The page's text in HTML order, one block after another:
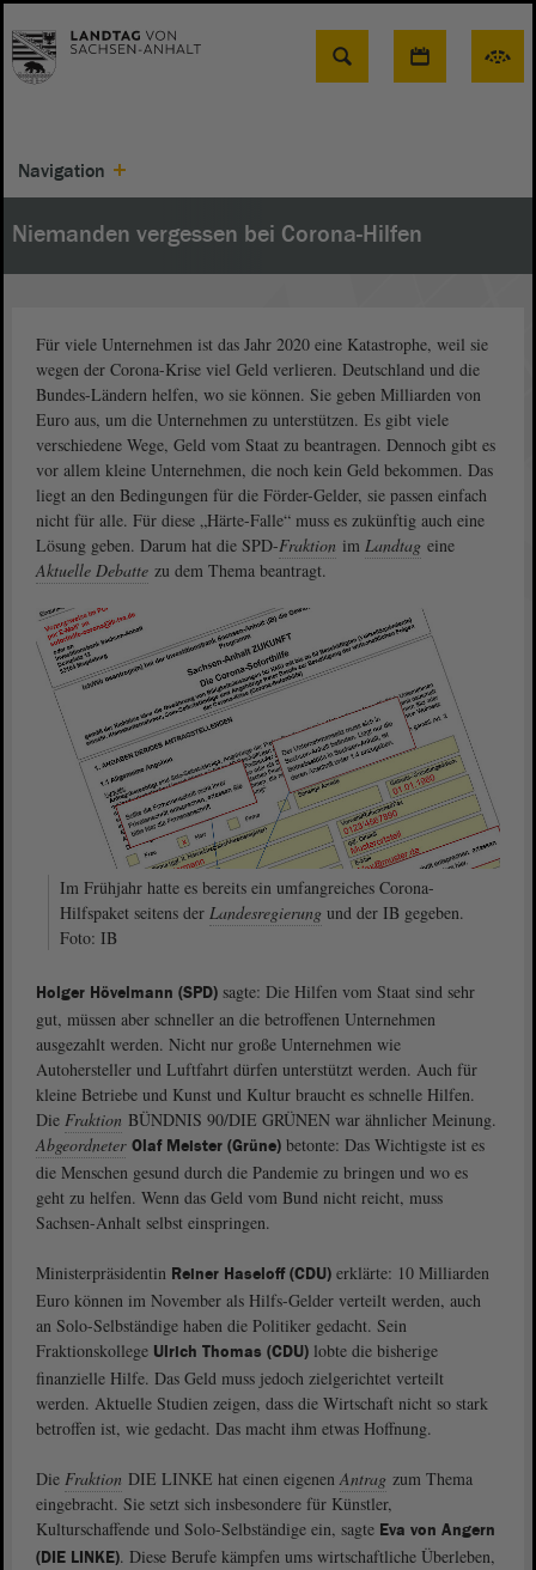
Suche
Navigation
Niemanden vergessen bei Corona-Hilfen
Für viele Unternehmen ist das Jahr 2020 eine Katastrophe, weil sie
wegen der Corona-Krise viel Geld verlieren. Deutschland und die
Bundes-Ländern helfen, wo sie können. Sie geben Milliarden von
Euro aus, um die Unternehmen zu unterstützen. Es gibt viele
verschiedene Wege, Geld vom Staat zu beantragen. Dennoch gibt es
vor allem kleine Unternehmen, die noch kein Geld bekommen. Das
liegt an den Bedingungen für die Förder-Gelder, sie passen einfach
nicht für alle. Für diese „Härte-Falle“ muss es zukünftig auch eine
Lösung geben. Darum hat die SPD-Fraktion im Landtag eine
Aktuelle Debatte zu dem Thema beantragt.
Im Frühjahr hatte es bereits ein umfangreiches Corona-
Hilfspaket seitens der Landesregierung und der IB gegeben.
Foto: IB
Holger Hövelmann (SPD) sagte: Die Hilfen vom Staat sind sehr
gut, müssen aber schneller an die betroffenen Unternehmen
ausgezahlt werden. Nicht nur große Unternehmen wie
Autohersteller und Luftfahrt dürfen unterstützt werden. Auch für
kleine Betriebe und Kunst und Kultur braucht es schnelle Hilfen.
Die Fraktion BÜNDNIS 90/DIE GRÜNEN war ähnlicher Meinung.
Abgeordneter Olaf Meister (Grüne) betonte: Das Wichtigste ist es
die Menschen gesund durch die Pandemie zu bringen und wo es
geht zu helfen. Wenn das Geld vom Bund nicht reicht, muss
Sachsen-Anhalt selbst einspringen.
Ministerpräsidentin Reiner Haseloff (CDU) erklärte: 10 Milliarden
Euro können im November als Hilfs-Gelder verteilt werden, auch
an Solo-Selbständige haben die Politiker gedacht. Sein
Fraktionskollege Ulrich Thomas (CDU) lobte die bisherige
finanzielle Hilfe. Das Geld muss jedoch zielgerichtet verteilt
werden. Aktuelle Studien zeigen, dass die Wirtschaft nicht so stark
betroffen ist, wie gedacht. Das macht ihm etwas Hoffnung.
Die Fraktion DIE LINKE hat einen eigenen Antrag zum Thema
eingebracht. Sie setzt sich insbesondere für Künstler,
Kulturschaffende und Solo-Selbständige ein, sagte Eva von Angern
(DIE LINKE). Diese Berufe kämpfen ums wirtschaftliche Überleben,